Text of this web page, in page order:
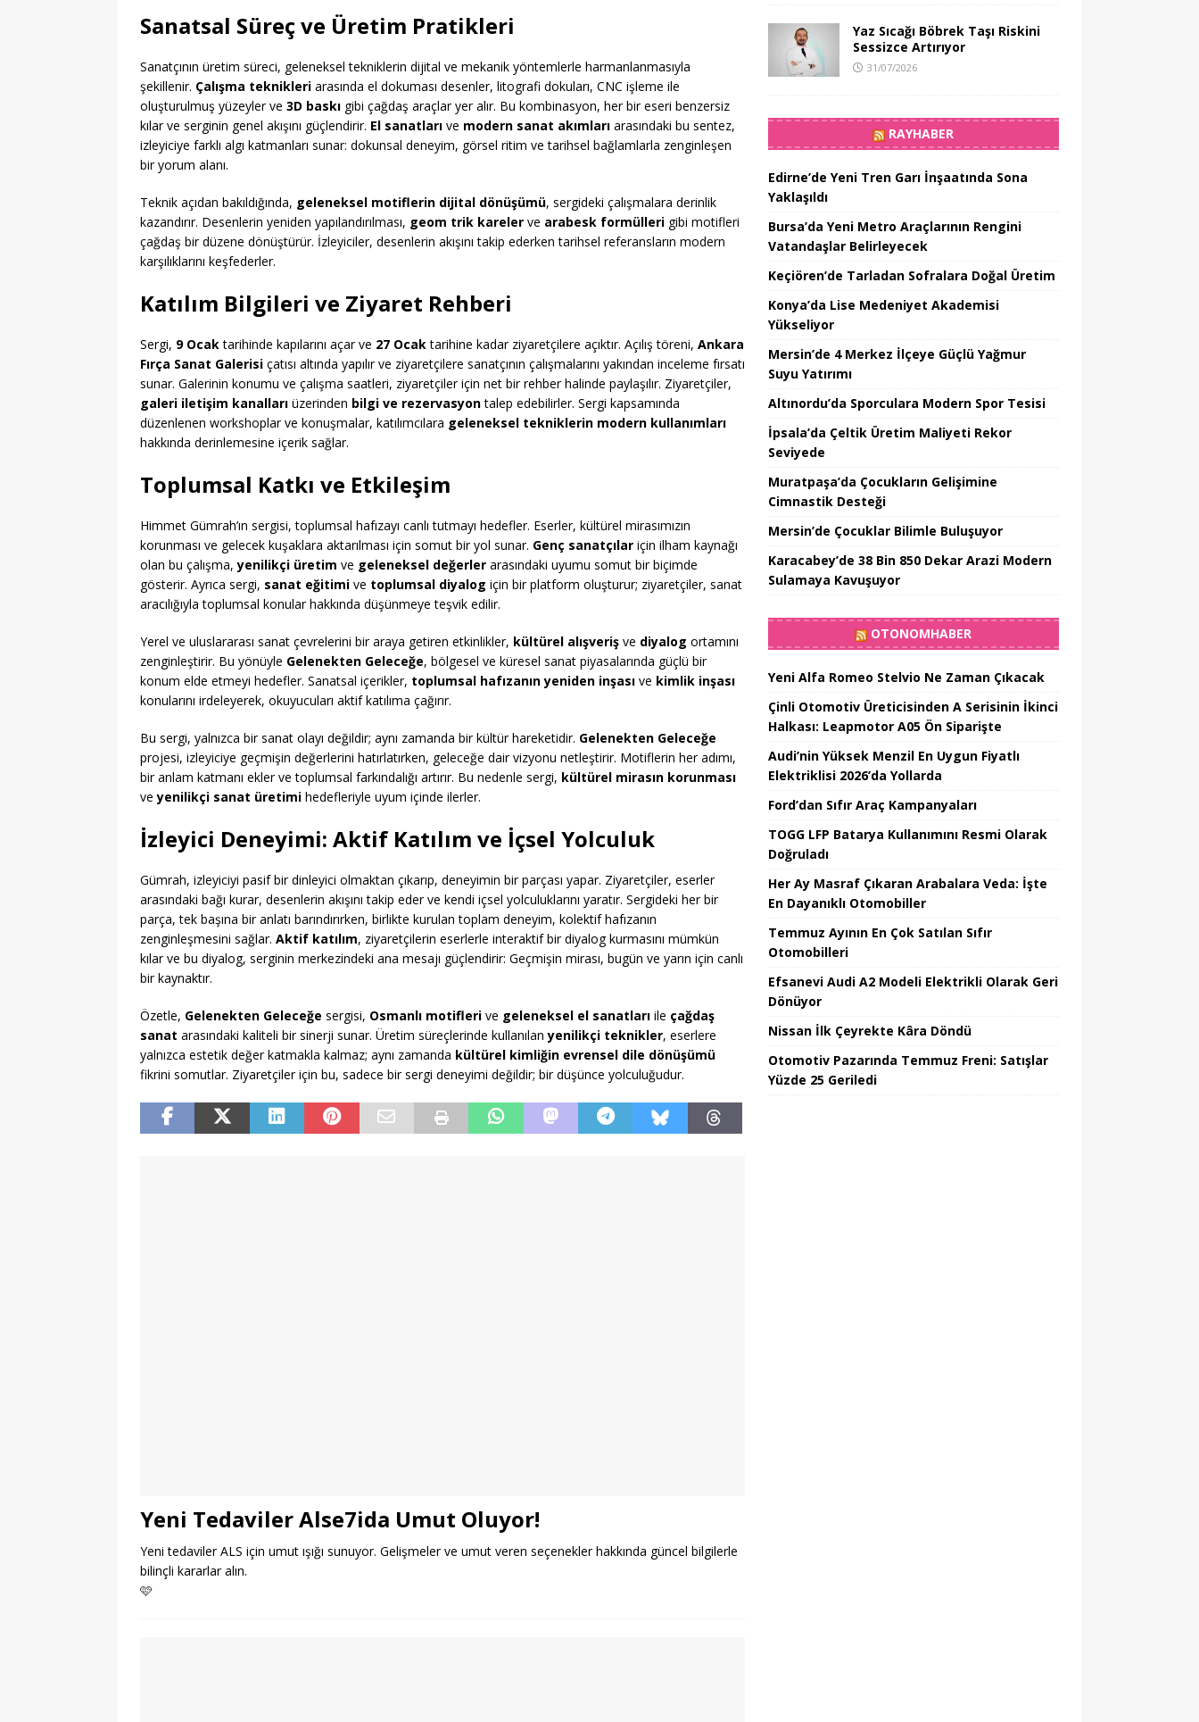
Sanatsal Süreç ve Üretim Pratikleri
Sanatçının üretim süreci, geleneksel tekniklerin dijital ve mekanik yöntemlerle harmanlanmasıyla
şekillenir. Çalışma teknikleri arasında el dokuması desenler, litografi dokuları, CNC işleme ile
oluşturulmuş yüzeyler ve 3D baskı gibi çağdaş araçlar yer alır. Bu kombinasyon, her bir eseri benzersiz
kılar ve serginin genel akışını güçlendirir. El sanatları ve modern sanat akımları arasındaki bu sentez,
izleyiciye farklı algı katmanları sunar: dokunsal deneyim, görsel ritim ve tarihsel bağlamlarla zenginleşen
bir yorum alanı.
Teknik açıdan bakıldığında, geleneksel motiflerin dijital dönüşümü, sergideki çalışmalara derinlik
kazandırır. Desenlerin yeniden yapılandırılması, geom trik kareler ve arabesk formülleri gibi motifleri
çağdaş bir düzene dönüştürür. İzleyiciler, desenlerin akışını takip ederken tarihsel referansların modern
karşılıklarını keşfederler.
Katılım Bilgileri ve Ziyaret Rehberi
Sergi, 9 Ocaktarihinde kapılarını açar ve 27 Ocaktarihine kadar ziyaretçilere açıktır. Açılış töreni, Ankara
Fırça Sanat Galerisi çatısı altında yapılır ve ziyaretçilere sanatçının çalışmalarını yakından inceleme fırsatı
sunar. Galerinin konumu ve çalışma saatleri, ziyaretçiler için net bir rehber halinde paylaşılır. Ziyaretçiler,
galeri iletişim kanalları üzerinden bilgi ve rezervasyontalep edebilirler. Sergi kapsamında
düzenlenen workshoplar ve konuşmalar, katılımcılara geleneksel tekniklerin modern kullanımları
hakkında derinlemesine içerik sağlar.
Toplumsal Katkı ve Etkileşim
Himmet Gümrah’ın sergisi, toplumsal hafızayı canlı tutmayı hedefler. Eserler, kültürel mirasımızın
korunması ve gelecek kuşaklara aktarılması için somut bir yol sunar. Genç sanatçılar için ilham kaynağı
olan bu çalışma,yenilikçi üretim ve geleneksel değerler arasındaki uyumu somut bir biçimde
gösterir. Ayrıca sergi, sanat eğitimi ve toplumsal diyalog için bir platform oluşturur; ziyaretçiler, sanat
aracılığıyla toplumsal konular hakkında düşünmeye teşvik edilir.
Yerel ve uluslararası sanat çevrelerini bir araya getiren etkinlikler, kültürel alışveriş ve diyalog ortamını
zenginleştirir. Bu yönüyle Gelenekten Geleceğe, bölgesel ve küresel sanat piyasalarında güçlü bir
konum elde etmeyi hedefler. Sanatsal içerikler, toplumsal hafızanın yeniden inşası ve kimlik inşası
konularını irdeleyerek, okuyucuları aktif katılıma çağırır.
Bu sergi, yalnızca bir sanat olayı değildir; aynı zamanda bir kültür hareketidir. Gelenekten Geleceğe
projesi, izleyiciye geçmişin değerlerini hatırlatırken, geleceğe dair vizyonu netleştirir. Motiflerin her adımı,
bir anlam katmanı ekler ve toplumsal farkındalığı artırır. Bu nedenle sergi, kültürel mirasın korunması
veyenilikçi sanat üretimi hedefleriyle uyum içinde ilerler.
İzleyici Deneyimi: Aktif Katılım ve İçsel Yolculuk
Gümrah, izleyiciyi pasif bir dinleyici olmaktan çıkarıp, deneyimin bir parçası yapar. Ziyaretçiler, eserler
arasındaki bağı kurar, desenlerin akışını takip eder ve kendi içsel yolculuklarını yaratır. Sergideki her bir
parça, tek başına bir anlatı barındırırken, birlikte kurulan toplam deneyim, kolektif hafızanın
zenginleşmesini sağlar. Aktif katılım, ziyaretçilerin eserlerle interaktif bir diyalog kurmasını mümkün
kılar ve bu diyalog, serginin merkezindeki ana mesajı güçlendirir: Geçmişin mirası, bugün ve yarın için canlı
bir kaynaktır.
Özetle, Gelenekten Geleceğe sergisi, Osmanlı motifleri ve geleneksel el sanatları ile çağdaş
sanat arasındaki kaliteli bir sinerji sunar. Üretim süreçlerinde kullanılanyenilikçi teknikler, eserlere
yalnızca estetik değer katmakla kalmaz; aynı zamanda kültürel kimliğin evrensel dile dönüşümü
fikrini somutlar. Ziyaretçiler için bu, sadece bir sergi deneyimi değildir; bir düşünce yolculuğudur.
Yeni Tedaviler Alse7ida Umut Oluyor!
Yeni tedaviler ALS için umut ışığı sunuyor. Gelişmeler ve umut veren seçenekler hakkında güncel bilgilerle
bilinçli kararlar alın.
🩷
Yaz Sıcağı Böbrek Taşı Riskini
Sessizce Artırıyor
31/07/2026
RAYHABER
Edirne’de Yeni Tren Garı İnşaatında Sona
Yaklaşıldı
Bursa’da Yeni Metro Araçlarının Rengini
Vatandaşlar Belirleyecek
Keçiören’de Tarladan Sofralara Doğal Üretim
Konya’da Lise Medeniyet Akademisi
Yükseliyor
Mersin’de 4 Merkez İlçeye Güçlü Yağmur
Suyu Yatırımı
Altınordu’da Sporculara Modern Spor Tesisi
İpsala’da Çeltik Üretim Maliyeti Rekor
Seviyede
Muratpaşa’da Çocukların Gelişimine
Cimnastik Desteği
Mersin’de Çocuklar Bilimle Buluşuyor
Karacabey’de 38 Bin 850 Dekar Arazi Modern
Sulamaya Kavuşuyor
OTONOMHABER
Yeni Alfa Romeo Stelvio Ne Zaman Çıkacak
Çinli Otomotiv Üreticisinden A Serisinin İkinci
Halkası: Leapmotor A05 Ön Siparişte
Audi’nin Yüksek Menzil En Uygun Fiyatlı
Elektriklisi 2026’da Yollarda
Ford’dan Sıfır Araç Kampanyaları
TOGG LFP Batarya Kullanımını Resmi Olarak
Doğruladı
Her Ay Masraf Çıkaran Arabalara Veda: İşte
En Dayanıklı Otomobiller
Temmuz Ayının En Çok Satılan Sıfır
Otomobilleri
Efsanevi Audi A2 Modeli Elektrikli Olarak Geri
Dönüyor
Nissan İlk Çeyrekte Kâra Döndü
Otomotiv Pazarında Temmuz Freni: Satışlar
Yüzde 25 Geriledi